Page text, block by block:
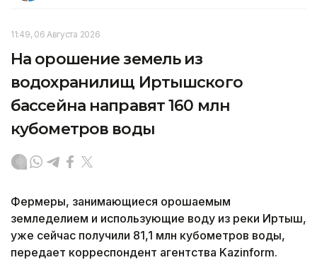
11:49, 06 Августа 2026
На орошение земель из
водохранилищ Иртышского
бассейна направят 160 млн
кубометров воды
Фермеры, занимающиеся орошаемым
земледелием и использующие воду из реки Иртыш,
уже сейчас получили 81,1 млн кубометров воды,
передает корреспондент агентства Kazinform.